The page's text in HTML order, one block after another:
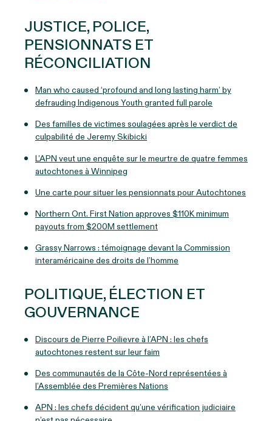
JUSTICE, POLICE,
PENSIONNATS ET
RÉCONCILIATION
Man who caused ‘profound and long lasting harm’ by
defrauding Indigenous Youth granted full parole
Des familles de victimes soulagées après le verdict de
culpabilité de Jeremy Skibicki
L’APN veut une enquête sur le meurtre de quatre femmes
autochtones à Winnipeg
Une carte pour situer les pensionnats pour Autochtones
Northern Ont. First Nation approves $110K minimum
payouts from $200M settlement
Grassy Narrows : témoignage devant la Commission
interaméricaine des droits de l’homme
POLITIQUE, ÉLECTION ET
GOUVERNANCE
Discours de Pierre Poilievre à l’APN : les chefs
autochtones restent sur leur faim
Des communautés de la Côte-Nord représentées à
l’Assemblée des Premières Nations
APN : les chefs décident qu’une vérification judiciaire